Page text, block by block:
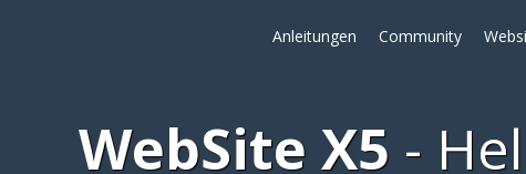
Anleitungen Community
WebSite X5